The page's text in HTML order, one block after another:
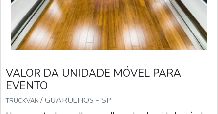
VALOR DA UNIDADE MÓVEL PARA
EVENTO
TRUCKVAN / GUARULHOS - SP